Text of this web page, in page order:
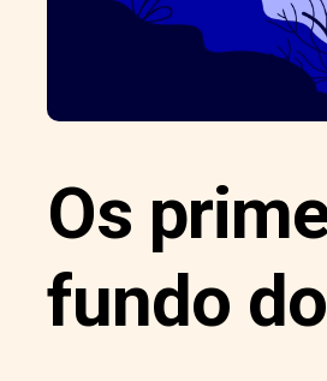
Os
fundo